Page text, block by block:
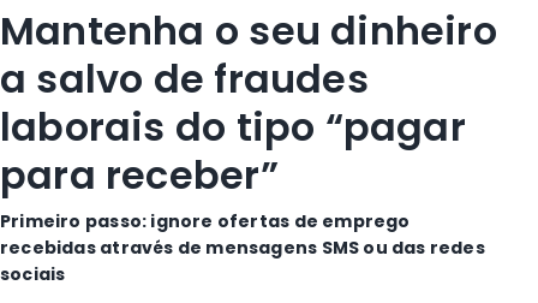
Mantenha o seu dinheiro
a salvo de fraudes
laborais do tipo “pagar
para receber”
Primeiro passo: ignore ofertas de emprego
recebidas através de mensagens SMS ou das redes
sociais